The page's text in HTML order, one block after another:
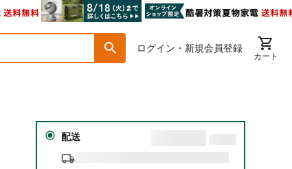
ログイン・新規会員登録
カート
配送